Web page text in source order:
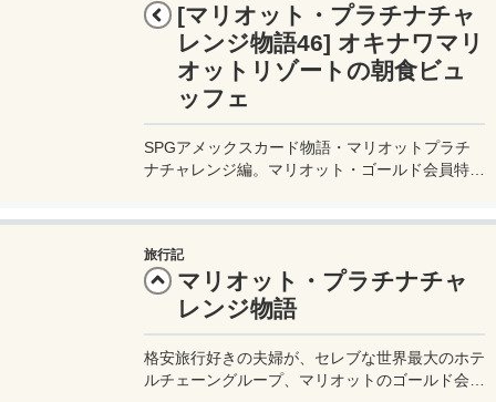
[マリオット・プラチナチャ
レンジ物語46] オキナワマリ
オットリゾートの朝食ビュ
ッフェ
SPGアメックスカード物語・マリオットプラチ
ナチャレンジ編。マリオット・ゴールド会員特典
並べられている。
旅行記
マリオット・プラチナチャ
レンジ物語
格安旅行好きの夫婦が、セレブな世界最大のホテ
ルチェーングループ、マリオットのゴールド会員